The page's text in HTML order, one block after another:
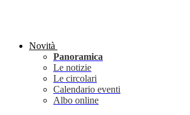
Novità
Panoramica
Le notizie
Le circolari
Calendario eventi
Albo online